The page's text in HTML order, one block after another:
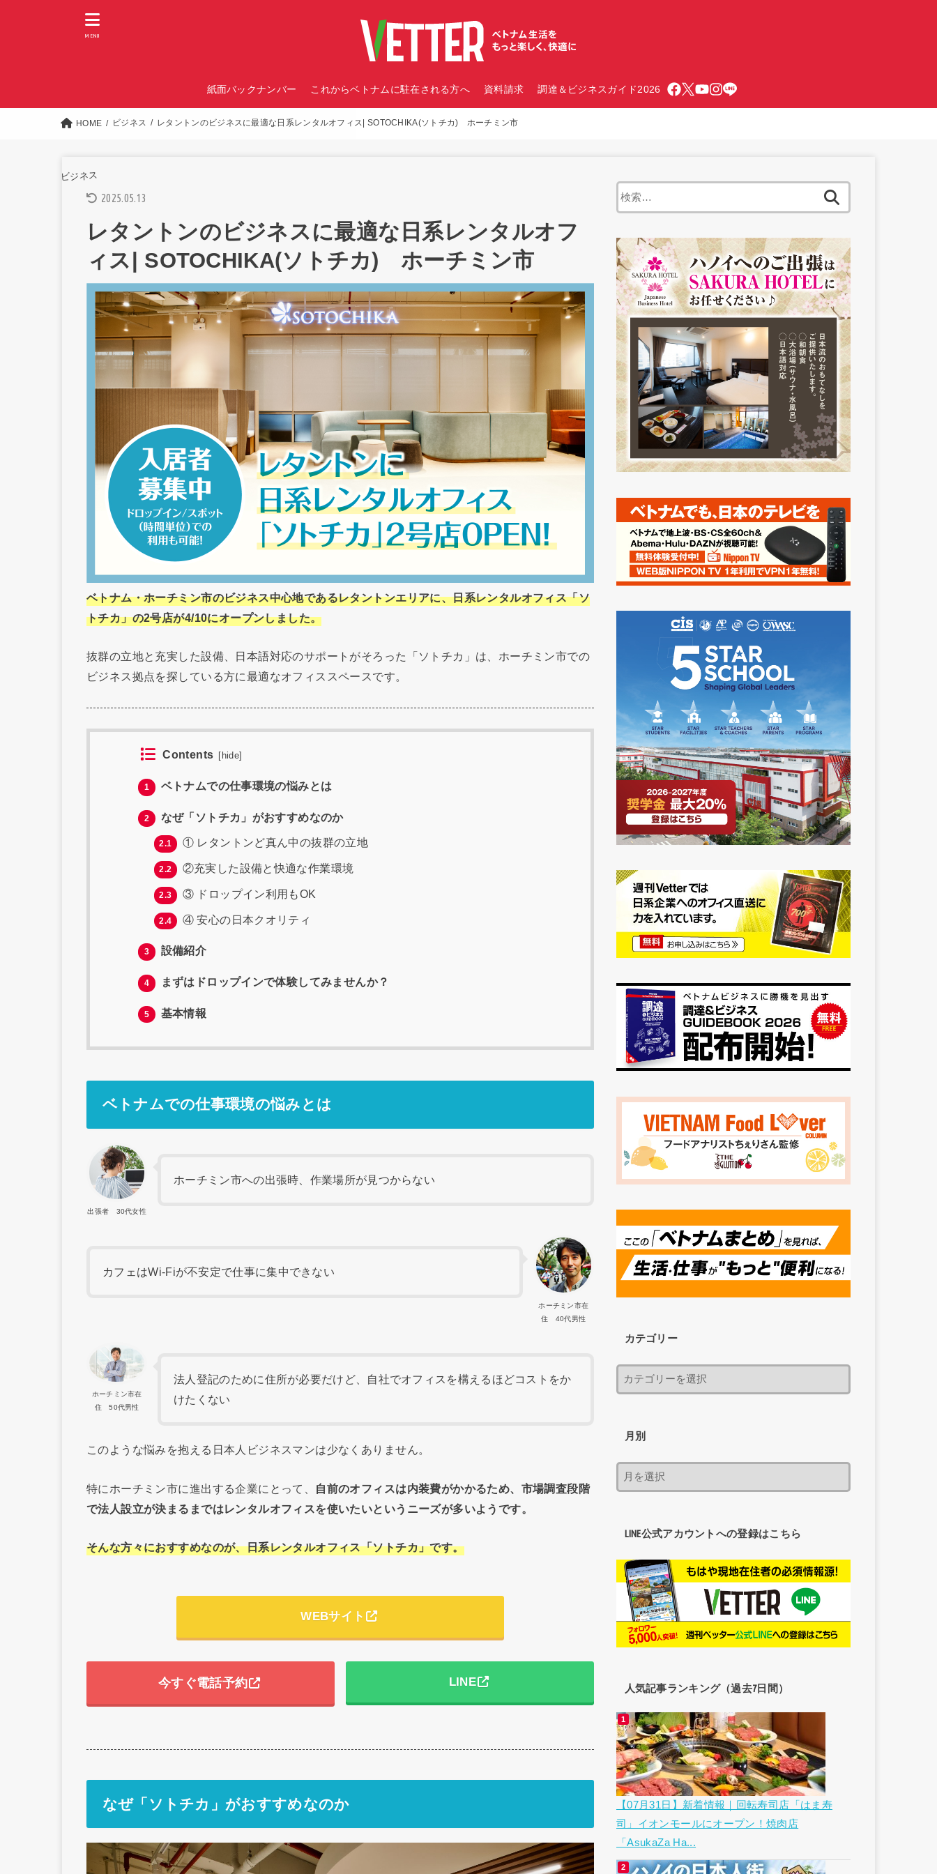
紙面バックナンバー これからベトナムに駐在される方へ 資料請求 調達＆ビジネスガイド2026
MENU
HOME ビジネス レタントンのビジネスに最適な日系レンタルオフィス| SOTOCHIKA(ソトチカ) ホーチミン市
ビジネス
2025.05.13
レタントンのビジネスに最適な日系レンタルオフ
ィス| SOTOCHIKA(ソトチカ) ホーチミン市
ベトナム・ホーチミン市のビジネス中心地であるレタントンエリアに、日系レンタルオフィス「ソ
トチカ」の2号店が4/10にオープンしました。
抜群の立地と充実した設備、日本語対応のサポートがそろった「ソトチカ」は、ホーチミン市での
ビジネス拠点を探している方に最適なオフィススペースです。
Contents hide
1 ベトナムでの仕事環境の悩みとは
2 なぜ「ソトチカ」がおすすめなのか
2.1 ① レタントンど真ん中の抜群の立地
2.2 ②充実した設備と快適な作業環境
2.3 ③ ドロップイン利用もOK
2.4 ④ 安心の日本クオリティ
3 設備紹介
4 まずはドロップインで体験してみませんか？
5 基本情報
ベトナムでの仕事環境の悩みとは
出張者 30代女性
ホーチミン市への出張時、作業場所が見つからない
ホーチミン市在
住 40代男性
カフェはWi-Fiが不安定で仕事に集中できない
ホーチミン市在
住 50代男性
法人登記のために住所が必要だけど、自社でオフィスを構えるほどコストをか
けたくない
このような悩みを抱える日本人ビジネスマンは少なくありません。
特にホーチミン市に進出する企業にとって、 自前のオフィスは内装費がかかるため、市場調査段階
で法人設立が決まるまではレンタルオフィスを使いたいというニーズが多いようです。
そんな方々におすすめなのが、日系レンタルオフィス「ソトチカ」です。
WEBサイト
今すぐ電話予約 LINE
なぜ「ソトチカ」がおすすめなのか
カテゴリー
月別
LINE公式アカウントへの登録はこちら
人気記事ランキング（過去7日間）
【07月31日】新着情報｜回転寿司店「はま寿
司」イオンモールにオープン！焼肉店
「AsukaZa Ha...